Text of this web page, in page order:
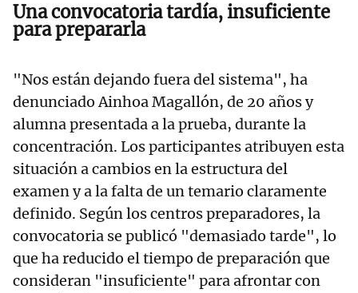
Una convocatoria tardía, insuficiente
para prepararla
"Nos están dejando fuera del sistema", ha
denunciado Ainhoa Magallón, de 20 años y
alumna presentada a la prueba, durante la
concentración. Los participantes atribuyen esta
situación a cambios en la estructura del
examen y a la falta de un temario claramente
definido. Según los centros preparadores, la
convocatoria se publicó "demasiado tarde", lo
que ha reducido el tiempo de preparación que
consideran "insuficiente" para afrontar con